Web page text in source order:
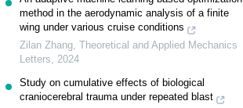
method in the aerodynamic analysis of a finite
wing under various cruise conditions
Zilan Zhang, Theoretical and Applied Mechanics
Letters, 2024
Study on cumulative effects of biological
craniocerebral trauma under repeated blast